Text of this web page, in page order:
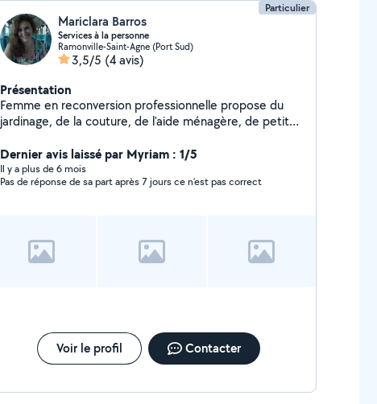
Particulier
Mariclara Barros
Services à la personne
Ramonville-Saint-Agne (Port Sud)
3,5/5 (4 avis)
Présentation
Femme en reconversion professionnelle propose du
jardinage, de la couture, de l'aide ménagère, de petits
logement (indépendant, si possible). Je suis aussi
enseignante de français aux étrangers, anglais et
portugais.
Dernier avis laissé par Myriam : 1/5
Il y a plus de 6 mois
Pas de réponse de sa part après 7 jours ce n’est pas correct
Voir le profil Contacter